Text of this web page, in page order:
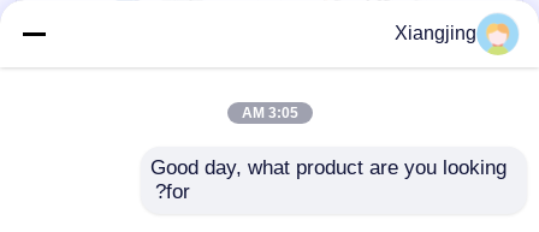
مدونة
YASKAWA AR1440 6
Xiangjing
3:05 AM
Good day, what product are you looking
for?